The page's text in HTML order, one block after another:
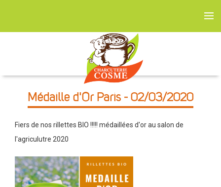
Médaille d'Or Paris - 02/03/2020
Fiers de nos rillettes BIO !!!!! médaillées d'or au salon de
l'agriculutre 2020